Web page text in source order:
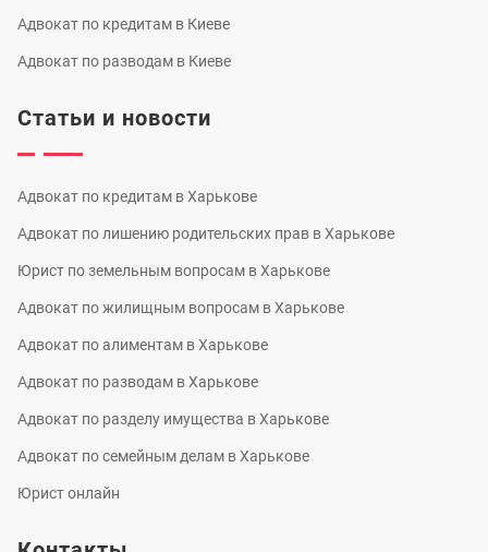
Адвокат по кредитам в Киеве
Адвокат по разводам в Киеве
Статьи и новости
Адвокат по кредитам в Харькове
Адвокат по лишению родительских прав в Харькове
Юрист по земельным вопросам в Харькове
Адвокат по жилищным вопросам в Харькове
Адвокат по алиментам в Харькове
Адвокат по разводам в Харькове
Адвокат по разделу имущества в Харькове
Адвокат по семейным делам в Харькове
Юрист онлайн